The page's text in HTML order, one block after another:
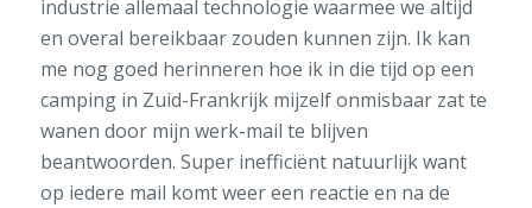
industrie allemaal technologie waarmee we altijd
en overal bereikbaar zouden kunnen zijn. Ik kan
me nog goed herinneren hoe ik in die tijd op een
camping in Zuid-Frankrijk mijzelf onmisbaar zat te
wanen door mijn werk-mail te blijven
beantwoorden. Super inefficiënt natuurlijk want
op iedere mail komt weer een reactie en na de